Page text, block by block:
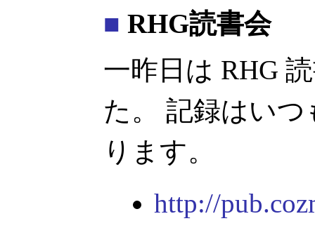
■ RHG読書会
一昨日は RHG
た。 記録はい
ります。
http://